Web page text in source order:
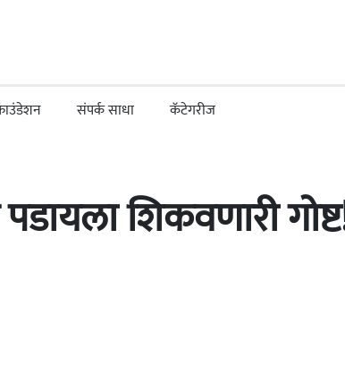
संपर्क साधा कॅटेगरीज
शिकवणारी